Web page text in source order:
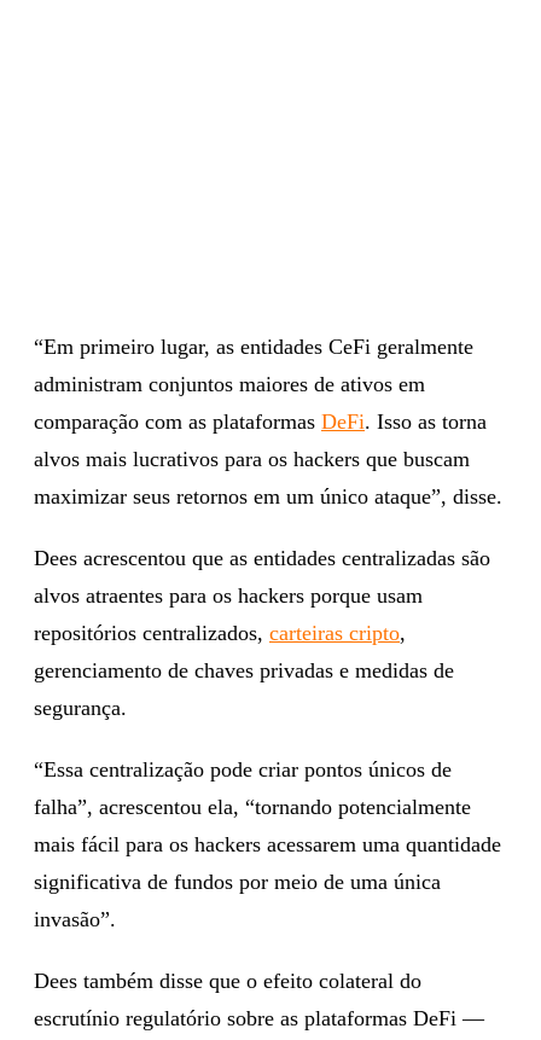
“Em primeiro lugar, as entidades CeFi geralmente
administram conjuntos maiores de ativos em
comparação com as plataformas DeFi. Isso as torna
alvos mais lucrativos para os hackers que buscam
maximizar seus retornos em um único ataque”, disse.
Dees acrescentou que as entidades centralizadas são
alvos atraentes para os hackers porque usam
repositórios centralizados, carteiras cripto,
gerenciamento de chaves privadas e medidas de
segurança.
“Essa centralização pode criar pontos únicos de
falha”, acrescentou ela, “tornando potencialmente
mais fácil para os hackers acessarem uma quantidade
significativa de fundos por meio de uma única
invasão”.
Dees também disse que o efeito colateral do
escrutínio regulatório sobre as plataformas DeFi —